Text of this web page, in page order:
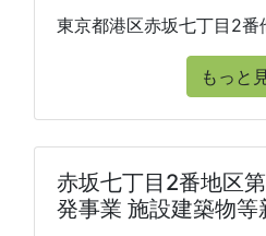
東京都港区赤坂七丁目2番
もっと
赤坂七丁目2番地区
発事業 施設建築物等